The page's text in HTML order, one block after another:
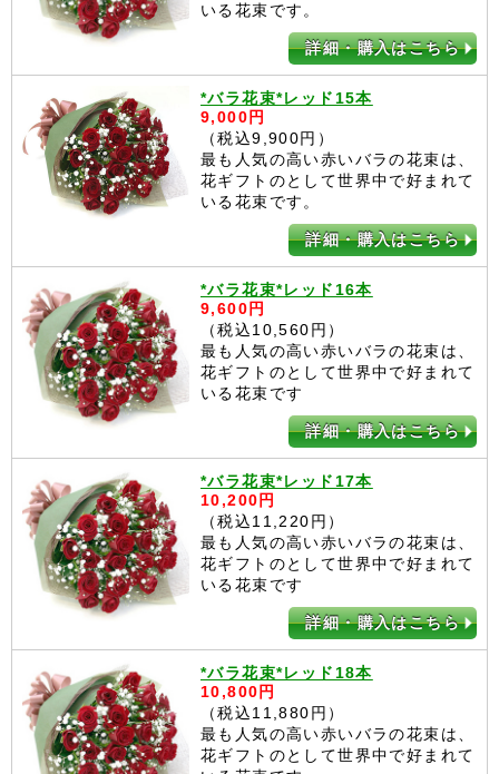
いる花束です。
詳細・購入はこちら
*バラ花束*レッド15本
9,000円
（税込9,900円）
最も人気の高い赤いバラの花束は、
花ギフトのとして世界中で好まれて
いる花束です。
詳細・購入はこちら
*バラ花束*レッド16本
9,600円
（税込10,560円）
最も人気の高い赤いバラの花束は、
花ギフトのとして世界中で好まれて
いる花束です
詳細・購入はこちら
*バラ花束*レッド17本
10,200円
（税込11,220円）
最も人気の高い赤いバラの花束は、
花ギフトのとして世界中で好まれて
いる花束です
詳細・購入はこちら
*バラ花束*レッド18本
10,800円
（税込11,880円）
最も人気の高い赤いバラの花束は、
花ギフトのとして世界中で好まれて